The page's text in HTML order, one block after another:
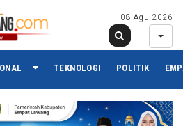
08 Agu 2026
TEKNOLOGI POLITIK